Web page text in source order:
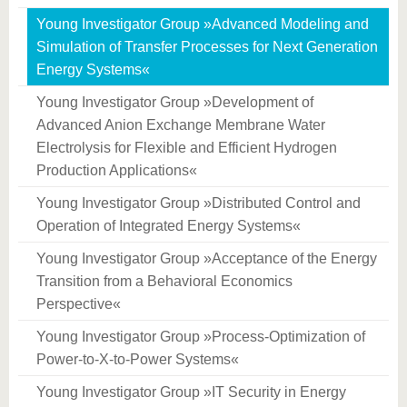
Young Investigator Group »Advanced Modeling and
Simulation of Transfer Processes for Next Generation
Energy Systems«
Young Investigator Group »Development of
Advanced Anion Exchange Membrane Water
Electrolysis for Flexible and Efficient Hydrogen
Production Applications«
Young Investigator Group »Distributed Control and
Operation of Integrated Energy Systems«
Young Investigator Group »Acceptance of the Energy
Transition from a Behavioral Economics
Perspective«
Young Investigator Group »Process-Optimization of
Power-to-X-to-Power Systems«
Young Investigator Group »IT Security in Energy